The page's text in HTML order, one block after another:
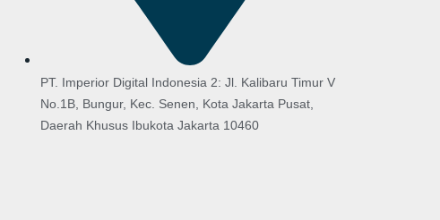
PT. Imperior Digital Indonesia 2: Jl. Kalibaru Timur V
No.1B, Bungur, Kec. Senen, Kota Jakarta Pusat,
Daerah Khusus Ibukota Jakarta 10460